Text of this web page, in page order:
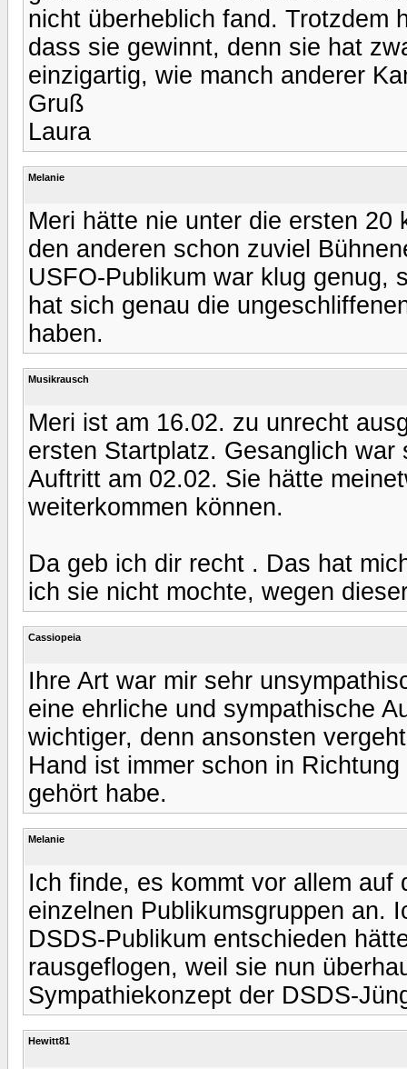
nicht überheblich fand. Trotzdem
dass sie gewinnt, denn sie hat
einzigartig, wie manch anderer
Gruß
Laura
Melanie
Meri hätte nie unter die ersten
den anderen schon zuviel
USFO-Publikum war klug genug,
hat sich genau die
haben.
Musikrausch
Meri ist am 16.02. zu unrecht
ersten Startplatz. Gesanglich
Auftritt am 02.02. Sie hätte
weiterkommen können.
Da geb ich dir recht . Das hat
ich sie nicht mochte, wegen
Cassiopeia
Ihre Art war mir sehr
eine ehrliche und sympathische
wichtiger, denn ansonsten
Hand ist immer schon in
gehört habe.
Melanie
Ich finde, es kommt vor allem
einzelnen Publikumsgruppen an.
DSDS-Publikum entschieden
rausgeflogen, weil sie nun
Sympathiekonzept der DSDS-
Hewitt81